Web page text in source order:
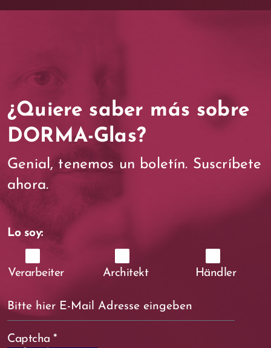
¿Quiere saber más sobre
DORMA-Glas?
Genial, tenemos un boletín. Suscríbete
ahora.
Lo soy:
Verarbeiter Architekt Händler
Captcha *